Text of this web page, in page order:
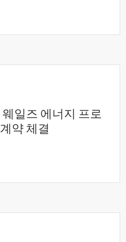
일즈 에너지 프로
약 체결